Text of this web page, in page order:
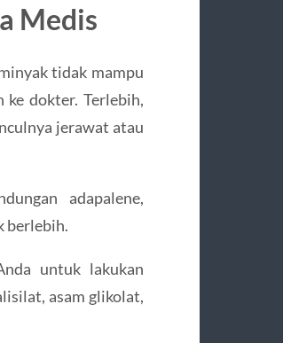
Medis
tidak mampu
ke dokter. Terlebih,
jerawat atau
adapalene,
berlebih.
untuk lakukan
asam glikolat,